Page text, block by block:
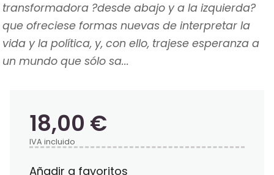
transformadora ?desde abajo y a la izquierda?
que ofreciese formas nuevas de interpretar la
vida y la política, y, con ello, trajese esperanza a
un mundo que sólo sa...
18,00 €
IVA incluido
Añadir a favoritos